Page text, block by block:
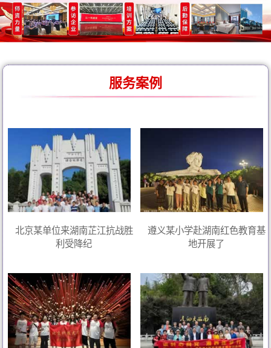
服务案例
北京某单位来湖南芷江抗战胜
利受降纪
遵义某小学赴湖南红色教育基
地开展了